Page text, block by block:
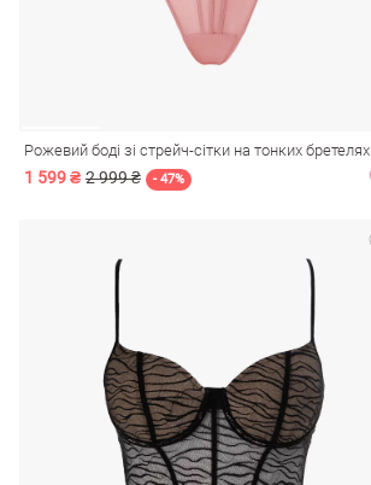
КосметикаХустки
Рожевий боді зі стрейч-сітки на тонких бретелях
1 599 ₴ 2 999 ₴ - 47%